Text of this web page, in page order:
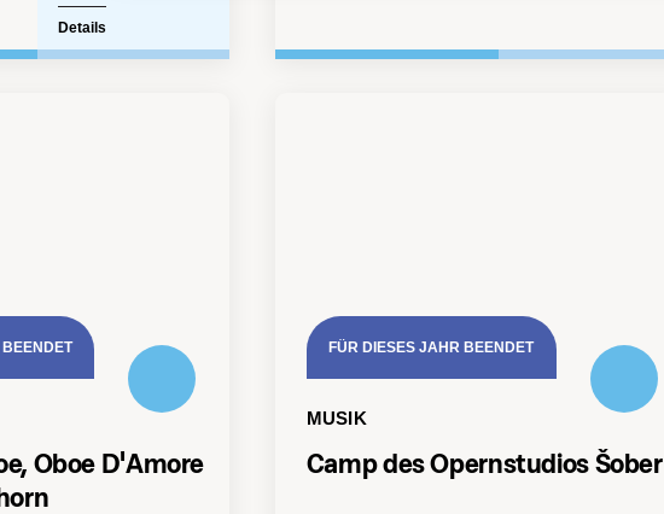
Details
Oboe D'Amore
FÜR DIESES JAHR BEENDET
MUSIK
Camp des Opernstudios Šober